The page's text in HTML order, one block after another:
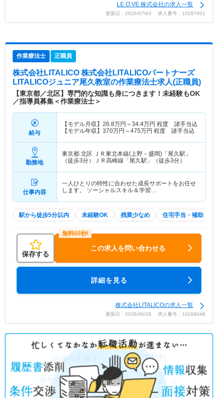
LE.O.VE 株式会社の求人一覧
更新日：2026/07/03 求人番号：10267951
作業療法士 正職員
株式会社LITALICO 株式会社LITALICOパートナーズ
LITALICOジュニア尾久教室の作業療法士求人(正職員)
【東京都／北区】専門的な知識も身につきます！未経験もOK
／指導員募集＜作業療法士＞
給与
【モデル月収】 26.8万円～34.4万円 程度 諸手当込
【モデル年収】 370万円～475万円 程度 諸手当込
勤務地
東京都 北区 ＪＲ東北本線(上野－盛岡)「尾久駅」
（徒歩3分）ＪＲ高崎線「尾久駅」（徒歩3分）
仕事内容
一人ひとりの特性に合わせた成長サポートをお任せ
します。 ソーシャルスキル＆学習…
駅から徒歩5分以内 未経験OK 残業少なめ 住宅手当・補助
保存する
この求人を問い合わせる
詳細を見る
株式会社LITALICOの求人一覧
更新日：2026/06/29 求人番号：10268048